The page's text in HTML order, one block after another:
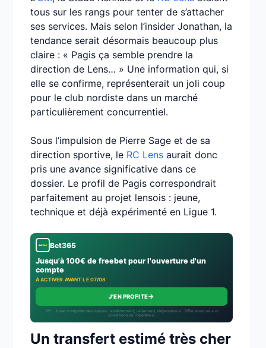
tous sur les rangs pour tenter de s’attacher
ses services. Mais selon l’insider Jonathan, la
tendance serait désormais beaucoup plus
claire : « Pagis ça semble prendre la
direction de Lens… » Une information qui, si
elle se confirme, représenterait un joli coup
pour le club nordiste dans un marché
particulièrement concurrentiel.
Sous l’impulsion de Pierre Sage et de sa
direction sportive, le RC Lens aurait donc
pris une avance significative dans ce
dossier. Le profil de Pagis correspondrait
parfaitement au projet lensois : jeune,
technique et déjà expérimenté en Ligue 1.
Bet365
Jusqu'à 100€ de freebet pour l'ouverture d'un
compte
À ACTIVER AVANT LE 07/08
J'EN PROFITE→
18+ · Jouer comporte des risques : endettement, isolement, dépendance · Offre soumise aux
conditions de l’opérateur.
Un transfert estimé très cher